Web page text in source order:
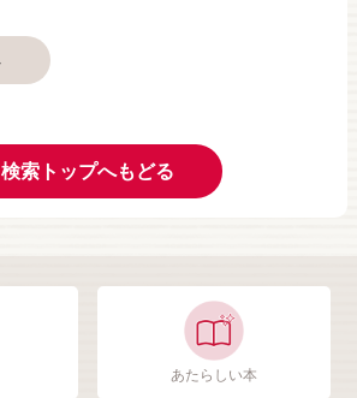
検索トップへもどる
あたらしい本